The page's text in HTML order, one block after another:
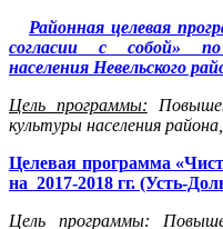
Районная целевая
согласии с собой» по
населения Невельского
Цель программы:
культуры населения
Целевая программа
на 2017-2018 гг. (Усть-
Цель программы: